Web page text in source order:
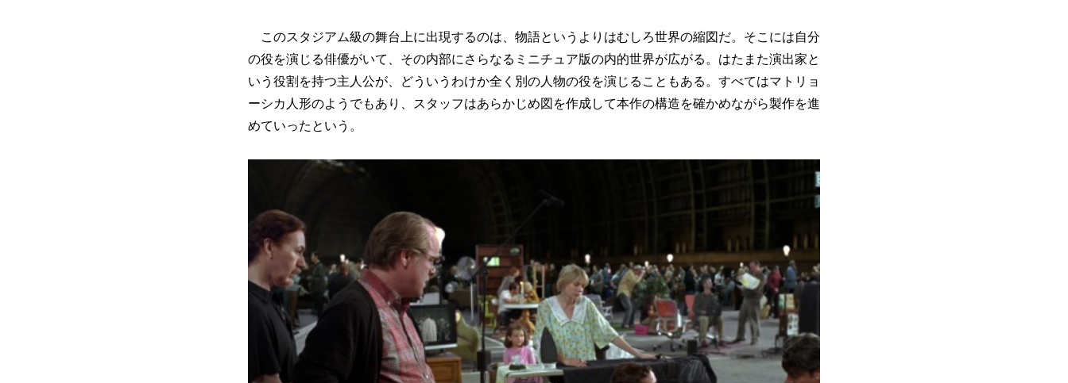
このスタジアム級の舞台上に出現するのは、物語というよりはむしろ世界の縮図だ。そこには自分
の役を演じる俳優がいて、その内部にさらなるミニチュア版の内的世界が広がる。はたまた演出家と
いう役割を持つ主人公が、どういうわけか全く別の人物の役を演じることもある。すべてはマトリョ
ーシカ人形のようでもあり、スタッフはあらかじめ図を作成して本作の構造を確かめながら製作を進
めていったという。